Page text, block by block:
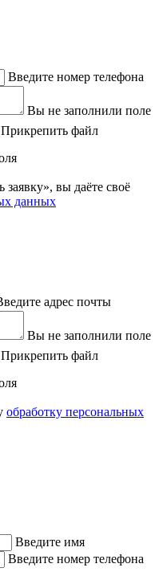
Введите номер телефона
Вы не заполнили поле
Прикрепить файл
вы даёте своё
данных
адрес почты
Вы не заполнили поле
Прикрепить файл
обработку персональных
Введите имя
Введите номер телефона